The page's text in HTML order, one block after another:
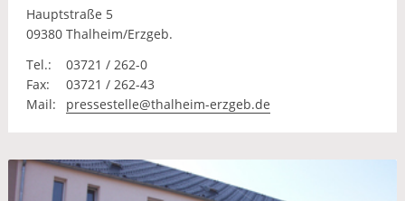
Hauptstraße 5
09380 Thalheim/Erzgeb.
Tel.:
03721 / 262-0
Fax:
03721 / 262-43
Mail:
pressestelle@thalheim-erzgeb.de